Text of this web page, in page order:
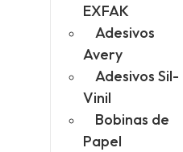
EXFAK
Adesivos
Avery
Adesivos Sil-
Vinil
Bobinas de
Papel